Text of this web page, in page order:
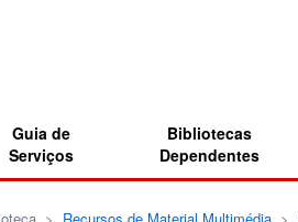
Guia de
Serviços
Bibliotecas
Dependentes